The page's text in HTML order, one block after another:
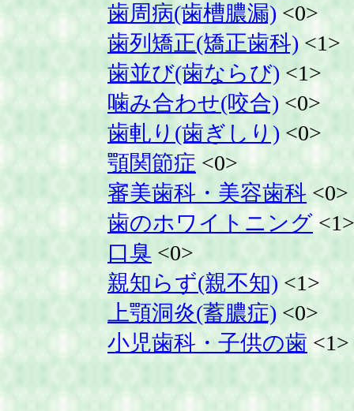
歯周病(歯槽膿漏) <0>
歯列矯正(矯正歯科) <1>
歯並び(歯ならび) <1>
噛み合わせ(咬合) <0>
歯軋り(歯ぎしり) <0>
顎関節症<0>
審美歯科・美容歯科 <0>
歯のホワイトニング <1>
口臭 <0>
親知らず(親不知) <1>
上顎洞炎(蓄膿症) <0>
小児歯科・子供の歯 <1>